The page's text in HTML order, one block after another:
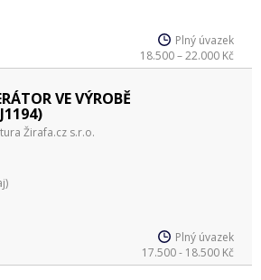
Plný úvazek
18.500 – 22.000 Kč
VE VÝROBĚ
Žirafa.cz s.r.o.
Plný úvazek
17.500 - 18.500 Kč